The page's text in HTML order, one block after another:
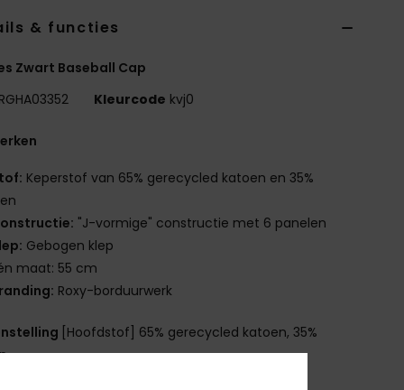
& functies
Zwart Baseball Cap
Kleurcode kvj0
Keperstof van 65% gerecycled katoen en 35%
"J-vormige" constructie met 6 panelen
Gebogen klep
maat: 55 cm
Roxy-borduurwerk
[Hoofdstof] 65% gerecycled katoen, 35%